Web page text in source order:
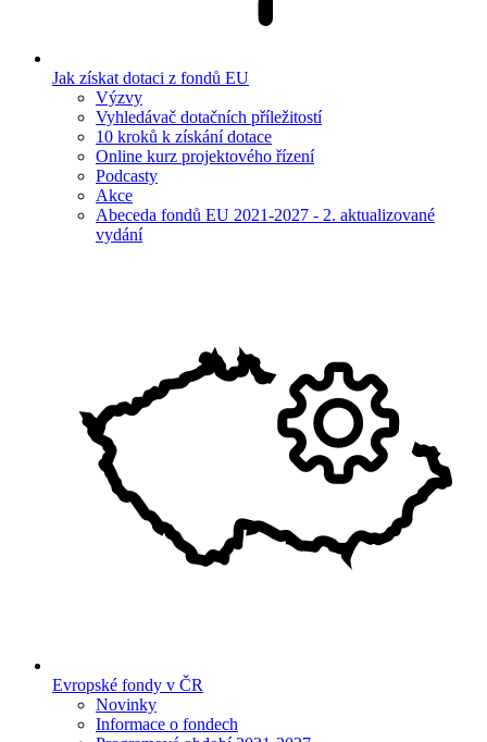
Jak získat dotaci z fondů EU
Výzvy
Vyhledávač dotačních příležitostí
10 kroků k získání dotace
Online kurz projektového řízení
Podcasty
Akce
Abeceda fondů EU 2021-2027 - 2. aktualizované
vydání
Evropské fondy v ČR
Novinky
Informace o fondech